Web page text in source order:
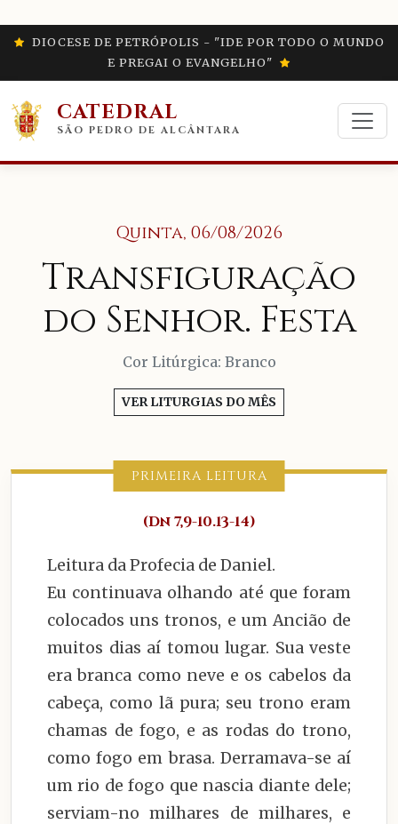
DIOCESE DE PETRÓPOLIS - "IDE POR TODO O MUNDO
E PREGAI O EVANGELHO"
CATEDRAL
SÃO PEDRO DE ALCÂNTARA
Quinta, 06/08/2026
Transfiguração
do Senhor. Festa
Cor Litúrgica: Branco
VER LITURGIAS DO MÊS
PRIMEIRA LEITURA
(Dn 7,9-10.13-14)
Leitura da Profecia de Daniel.
Eu continuava olhando até que foram
colocados uns tronos, e um Ancião de
muitos dias aí tomou lugar. Sua veste
era branca como neve e os cabelos da
cabeça, como lã pura; seu trono eram
chamas de fogo, e as rodas do trono,
como fogo em brasa. Derramava-se aí
um rio de fogo que nascia diante dele;
serviam-no milhares de milhares, e